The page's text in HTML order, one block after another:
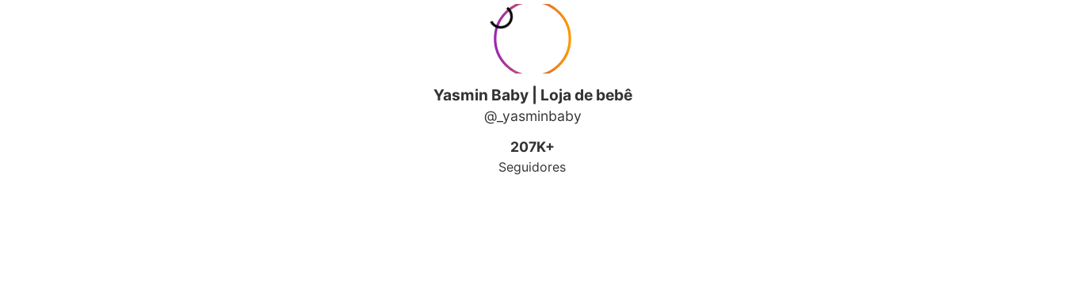
Yasmin Baby | Loja de bebê
@_yasminbaby
207K+
Seguidores